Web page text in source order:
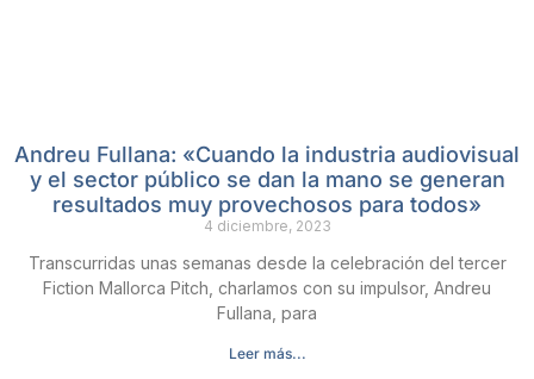
Andreu Fullana: «Cuando la industria audiovisual
y el sector público se dan la mano se generan
resultados muy provechosos para todos»
4 diciembre, 2023
Transcurridas unas semanas desde la celebración del tercer
Fiction Mallorca Pitch, charlamos con su impulsor, Andreu
Fullana, para
Leer más...